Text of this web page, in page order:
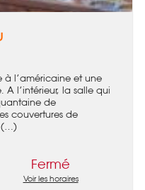
à l’américaine et une
l’intérieur, la salle qui
de
couvertures de
(…)
Fermé
Voir les horaires